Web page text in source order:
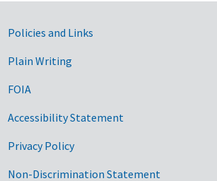
Government Links
Policies and Links
Plain Writing
FOIA
Accessibility Statement
Privacy Policy
Non-Discrimination Statement